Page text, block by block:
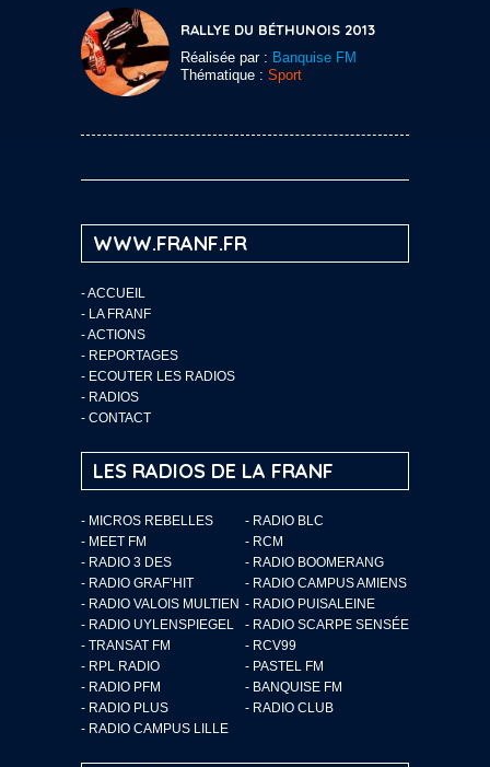
RALLYE DU BÉTHUNOIS 2013
Réalisée par : Banquise FM
Thématique : Sport
WWW.FRANF.FR
-ACCUEIL
- LA FRANF
-ACTIONS
- REPORTAGES
- ECOUTER LES RADIOS
- RADIOS
- CONTACT
LES RADIOS DE LA FRANF
- MICROS REBELLES
- RADIO BLC
- MEET FM
- RCM
- RADIO 3 DES
- RADIO BOOMERANG
- RADIO GRAF’HIT
- RADIO CAMPUS AMIENS
- RADIO VALOIS MULTIEN - RADIO PUISALEINE
- RADIO UYLENSPIEGEL
- RADIO SCARPE SENSÉE
- TRANSAT FM
- RCV99
- RPL RADIO
- PASTEL FM
- RADIO PFM
- BANQUISE FM
- RADIO PLUS
- RADIO CLUB
- RADIO CAMPUS LILLE